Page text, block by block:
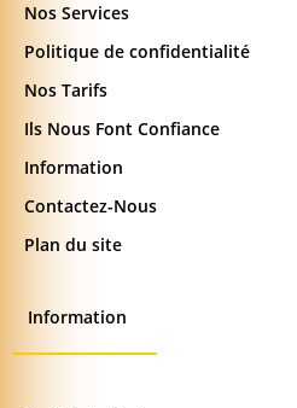
Nos Services
Politique de confidentialité
Nos Tarifs
Ils Nous Font Confiance
Information
Contactez-Nous
Plan du site
Information